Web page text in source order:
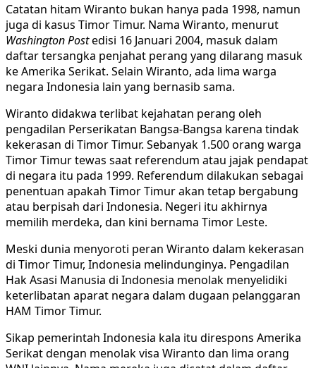
Catatan hitam Wiranto bukan hanya pada 1998, namun
juga di kasus Timor Timur. Nama Wiranto, menurut
Washington Postedisi 16 Januari 2004, masuk dalam
daftar tersangka penjahat perang yang dilarang masuk
ke Amerika Serikat. Selain Wiranto, ada lima warga
negara Indonesia lain yang bernasib sama.
Wiranto didakwa terlibat kejahatan perang oleh
pengadilan Perserikatan Bangsa-Bangsa karena tindak
kekerasan di Timor Timur. Sebanyak 1.500 orang warga
Timor Timur tewas saat referendum atau jajak pendapat
di negara itu pada 1999. Referendum dilakukan sebagai
penentuan apakah Timor Timur akan tetap bergabung
atau berpisah dari Indonesia. Negeri itu akhirnya
memilih merdeka, dan kini bernama Timor Leste.
Meski dunia menyoroti peran Wiranto dalam kekerasan
di Timor Timur, Indonesia melindunginya. Pengadilan
Hak Asasi Manusia di Indonesia menolak menyelidiki
keterlibatan aparat negara dalam dugaan pelanggaran
HAM Timor Timur.
Sikap pemerintah Indonesia kala itu direspons Amerika
Serikat dengan menolak visa Wiranto dan lima orang